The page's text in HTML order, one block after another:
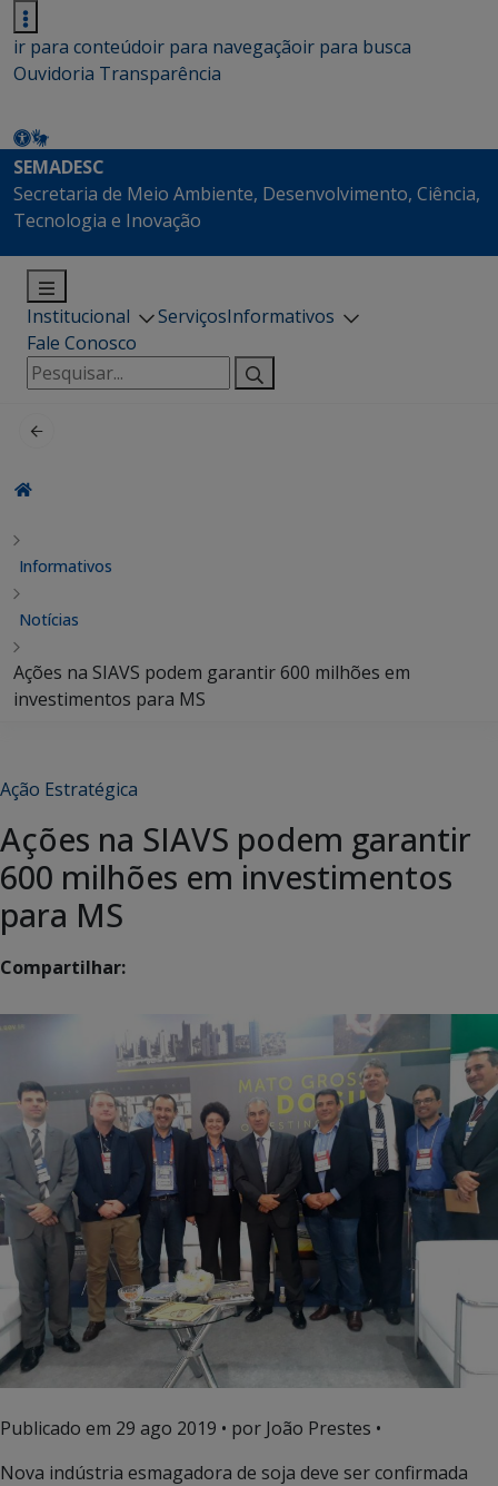
ir para conteúdoir para navegaçãoir para busca
Ouvidoria Transparência
SEMADESC
Secretaria de Meio Ambiente, Desenvolvimento, Ciência,
Tecnologia e Inovação
Institucional ServiçosInformativos
Fale Conosco
Pesquisar
por:
Informativos
Notícias
Ações na SIAVS podem garantir 600 milhões em
investimentos para MS
Ação Estratégica
Ações na SIAVS podem garantir
600 milhões em investimentos
para MS
Compartilhar:
Publicado em 29 ago 2019 • por João Prestes •
Nova indústria esmagadora de soja deve ser confirmada